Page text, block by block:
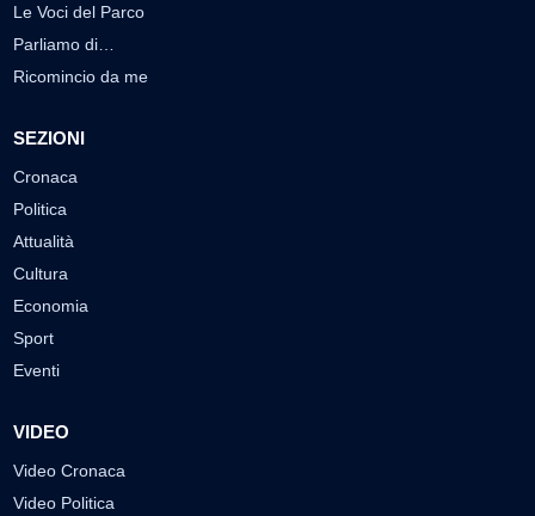
Le Voci del Parco
Parliamo di…
Ricomincio da me
SEZIONI
Cronaca
Politica
Attualità
Cultura
Economia
Sport
Eventi
VIDEO
Video Cronaca
Video Politica